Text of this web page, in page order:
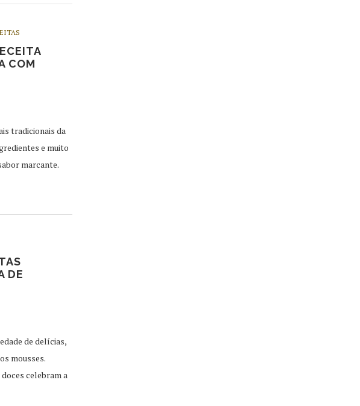
COM
tradicionais da
e muito
marcante.
DE
de delícias,
mousses.
celebram a